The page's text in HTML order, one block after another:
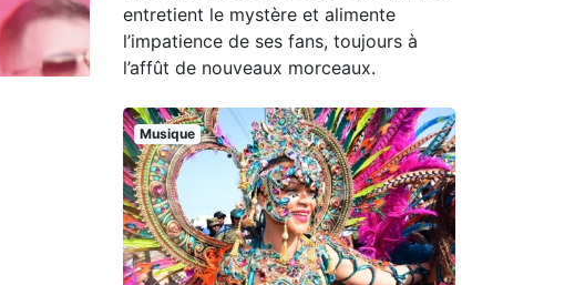
entretient le mystère et alimente
l’impatience de ses fans, toujours à
l’affût de nouveaux morceaux.
Musique